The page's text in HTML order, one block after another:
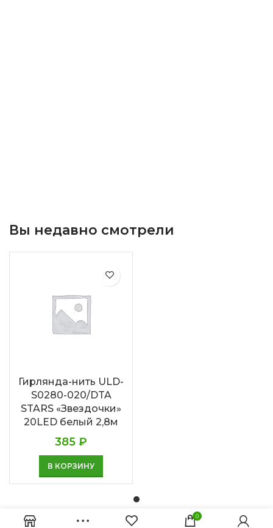
Вы недавно смотрели
Гирлянда-нить ULD-
S0280-020/DTA
STARS «Звездочки»
20LED белый 2,8м
385 ₽
В КОРЗИНУ
0